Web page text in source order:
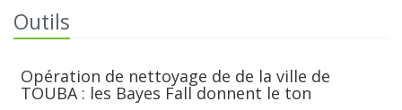
Outils
Opération de nettoyage de de la ville de
TOUBA : les Bayes Fall donnent le ton